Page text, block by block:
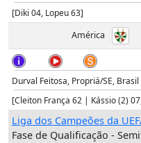
[Diki 04, Lopeu 63]
América
Durval Feitosa, Propriá/SE, Brasil
[Cleiton França 62 | Kássio (2)
Liga dos Campeões da
Fase de Qualificação -